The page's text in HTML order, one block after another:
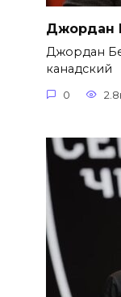
Джордан
Джордан
канадский
0